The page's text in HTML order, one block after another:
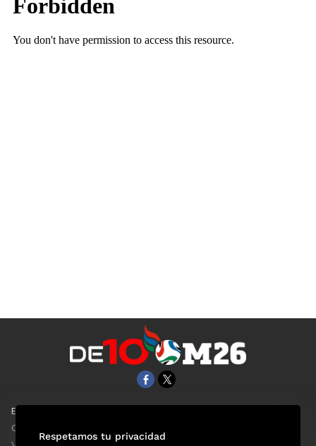
EL UNIVERSAL
Clase
Respetamos tu privacidad